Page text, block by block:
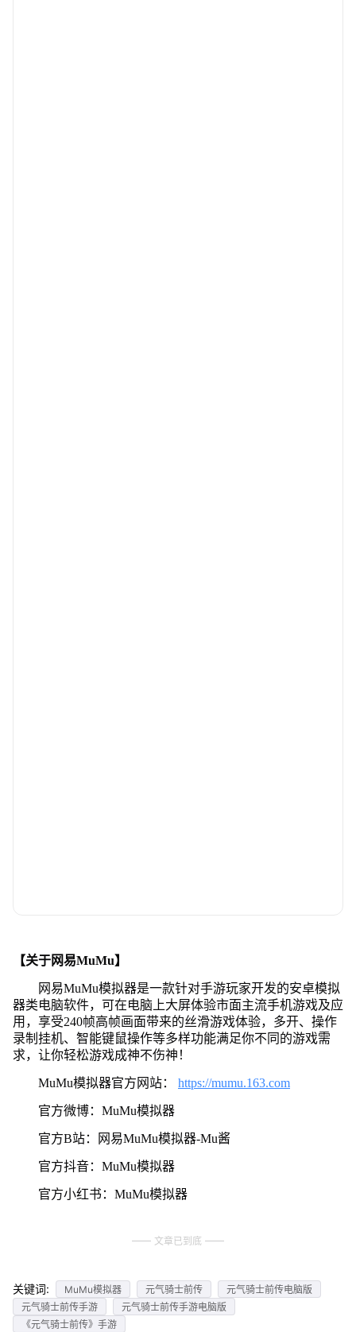
【关于网易MuMu】
网易MuMu模拟器是一款针对手游玩家开发的安卓模拟
器类电脑软件，可在电脑上大屏体验市面主流手机游戏及应
用，享受240帧高帧画面带来的丝滑游戏体验，多开、操作
录制挂机、智能键鼠操作等多样功能满足你不同的游戏需
求，让你轻松游戏成神不伤神！
MuMu模拟器官方网站： https://mumu.163.com
官方微博：MuMu模拟器
官方B站：网易MuMu模拟器-Mu酱
官方抖音：MuMu模拟器
官方小红书：MuMu模拟器
文章已到底
关键词: MuMu模拟器 元气骑士前传
元气骑士前传电脑版
元气骑士前传手游
元气骑士前传手游电脑版
《元气骑士前传》手游